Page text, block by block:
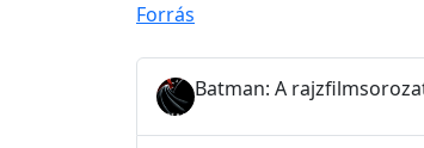
Forrás
Batman: A